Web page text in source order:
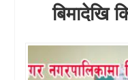
बिमादेखि